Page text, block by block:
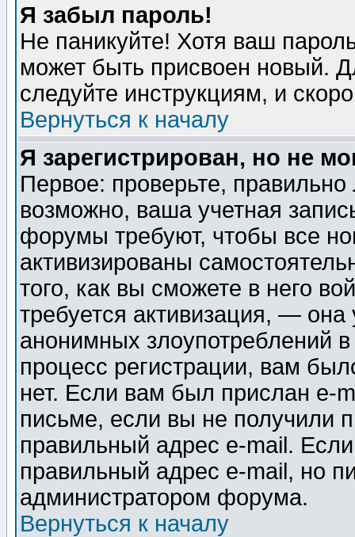
Я забыл пароль!
Не паникуйте! Хотя ваш
может быть присвоен новый.
следуйте инструкциям, и
Вернуться к началу
Я зарегистрирован, но не
Первое: проверьте,
возможно, ваша учетная
форумы требуют, чтобы все
активизированы
того, как вы сможете в него
требуется активизация, —
анонимных злоупотреблений
процесс регистрации, вам
нет. Если вам был прислан e-
письме, если вы не получили
правильный адрес e-mail.
правильный адрес e-mail, но
администратором форума.
Вернуться к началу